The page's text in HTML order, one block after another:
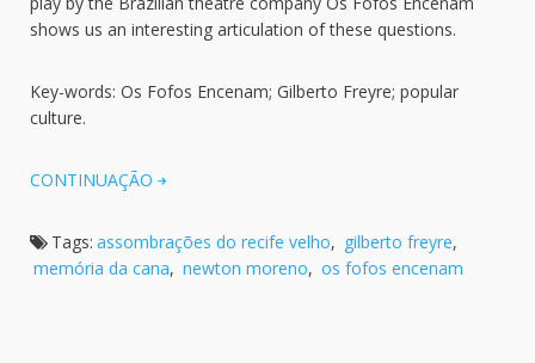
shows us an interesting articulation of these questions.
Key-words: Os Fofos Encenam; Gilberto Freyre; popular
culture.
CONTINUAÇÃO
Tags: assombrações do recife velho, gilberto freyre,
memória da cana, newton moreno, os fofos encenam